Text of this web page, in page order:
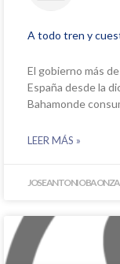
A todo tren y
El gobierno más
España desde la
Bahamonde
LEER MÁS »
JOSE ANTONIO